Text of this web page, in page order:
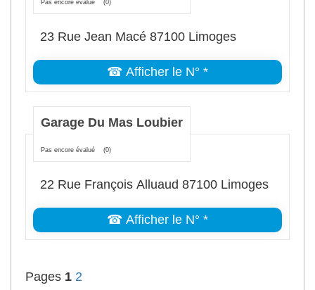
Pas encore évalué (0)
23 Rue Jean Macé 87100 Limoges
☎ Afficher le N° *
Garage Du Mas Loubier
Pas encore évalué (0)
22 Rue François Alluaud 87100 Limoges
☎ Afficher le N° *
Pages 1 2